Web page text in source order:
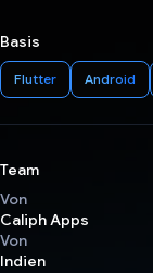
Basis
Flutter Android
Team
Von
Caliph Apps
Von
Indien